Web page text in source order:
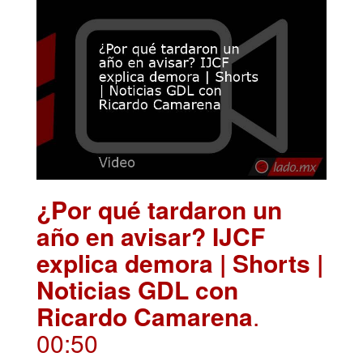
¿Por qué tardaron un
año en avisar? IJCF
explica demora | Shorts |
Noticias GDL con
Ricardo Camarena.
00:50